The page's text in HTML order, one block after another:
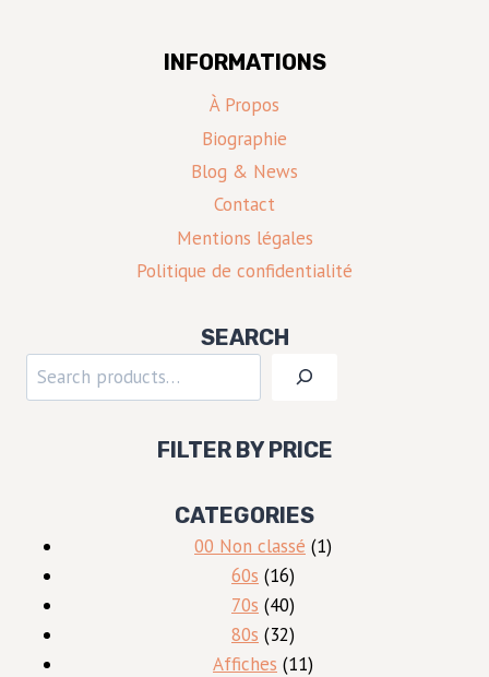
INFORMATIONS
À Propos
Biographie
Blog & News
Contact
Mentions légales
Politique de confidentialité
SEARCH
Rechercher
FILTER BY PRICE
CATEGORIES
00 Non classé 11
60s 1616
produits
70s 4040
produits
80s 3232
produits
Affiches 1111